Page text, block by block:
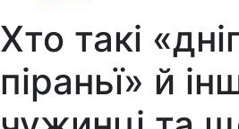
Хто такі
піраньї» й